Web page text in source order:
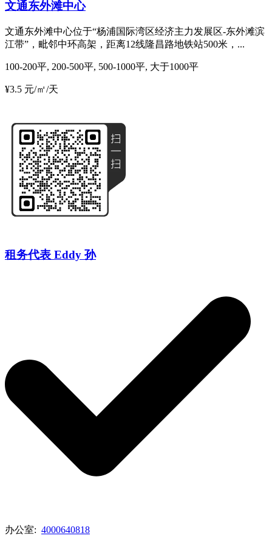
文通东外滩中心
文通东外滩中心位于“杨浦国际湾区经济主力发展区-东外滩滨
江带”，毗邻中环高架，距离12线隆昌路地铁站500米，...
100-200平, 200-500平, 500-1000平, 大于1000平
¥3.5 元/㎡/天
租务代表 Eddy 孙
办公室: 4000640818